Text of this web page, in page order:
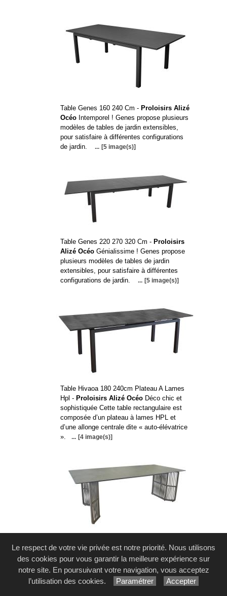
Table Genes 160 240 Cm - Proloisirs Alizé
OcéoIntemporel ! Genes propose plusieurs
modèles de tables de jardin extensibles,
pour satisfaire à différentes configurations
de jardin.
... [5 image(s)]
Table Genes 220 270 320 Cm - Proloisirs
Alizé OcéoGénialissime ! Genes propose
plusieurs modèles de tables de jardin
extensibles, pour satisfaire à différentes
configurations de jardin.
... [5 image(s)]
Table Hivaoa 180 240cm Plateau A Lames
Hpl - Proloisirs Alizé OcéoDéco chic et
sophistiquée Cette table rectangulaire est
composée d’un plateau à lames HPL et
d’une allonge centrale dite « auto-élévatrice
».
... [4 image(s)]
La belle alliance ! Chaque détail a son
importance.
... [2 image(s)]
Le respect de votre vie privée est notre priorité. Nous utilisons
des cookies pour vous garantir la meilleure expérience sur
notre site. En poursuivant votre navigation, vous acceptez
l’utilisation des cookies.
Paramétrer Accepter